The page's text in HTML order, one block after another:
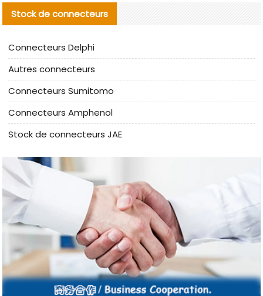
Stock de connecteurs
Connecteurs Delphi
Autres connecteurs
Connecteurs Sumitomo
Connecteurs Amphenol
Stock de connecteurs JAE